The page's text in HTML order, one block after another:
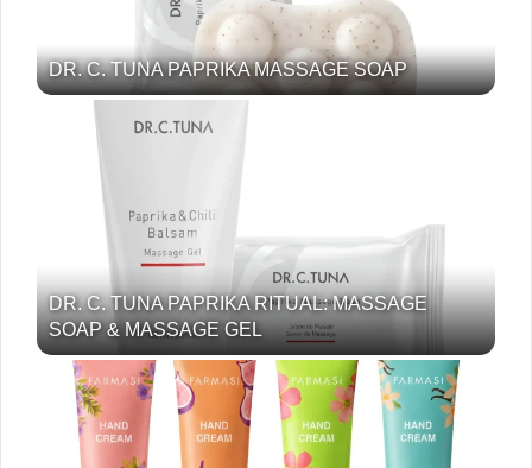
DR. C. TUNA PAPRIKA MASSAGE SOAP
DR. C. TUNA PAPRIKA RITUAL: MASSAGE
SOAP & MASSAGE GEL